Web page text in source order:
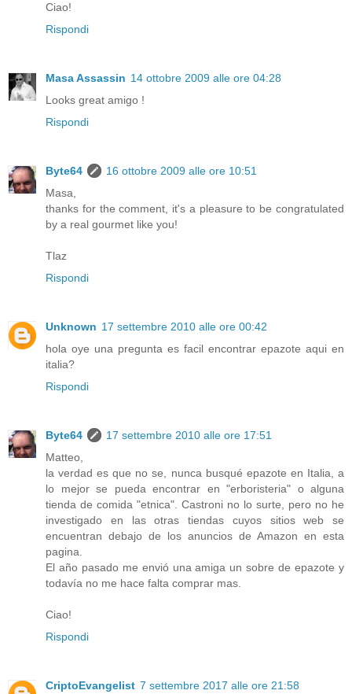
Ciao!
Rispondi
Masa Assassin 14 ottobre 2009 alle ore 04:28
Looks great amigo !
Rispondi
Byte64
16 ottobre 2009 alle ore 10:51
Masa,
thanks for the comment, it's a pleasure to be congratulated
by a real gourmet like you!
Tlaz
Rispondi
Unknown 17 settembre 2010 alle ore 00:42
hola oye una pregunta es facil encontrar epazote aqui en
italia?
Rispondi
Byte64
17 settembre 2010 alle ore 17:51
Matteo,
la verdad es que no se, nunca busqué epazote en Italia, a
lo mejor se pueda encontrar en "erboristeria" o alguna
tienda de comida "etnica". Castroni no lo surte, pero no he
investigado en las otras tiendas cuyos sitios web se
encuentran debajo de los anuncios de Amazon en esta
pagina.
El año pasado me envió una amiga un sobre de epazote y
todavía no me hace falta comprar mas.
Ciao!
Rispondi
CriptoEvangelist 7 settembre 2017 alle ore 21:58